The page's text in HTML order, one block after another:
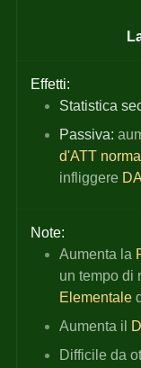
Effetti:
Statistica
Passiva:
d'ATT
infliggere
Note:
Aumenta la
un tempo di
Elementale
Aumenta il
Difficile da